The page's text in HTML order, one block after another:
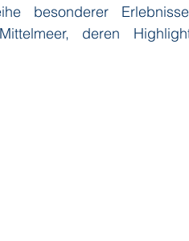
Silhouette Cruises
besonderer
deren